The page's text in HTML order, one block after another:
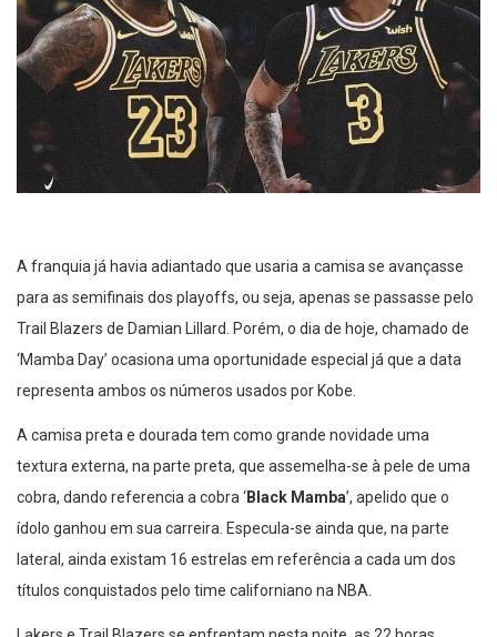
A franquia já havia adiantado que usaria a camisa se avançasse
para as semifinais dos playoffs, ou seja, apenas se passasse pelo
Trail Blazers de Damian Lillard. Porém, o dia de hoje, chamado de
‘Mamba Day’ ocasiona uma oportunidade especial já que a data
representa ambos os números usados por Kobe.
A camisa preta e dourada tem como grande novidade uma
textura externa, na parte preta, que assemelha-se à pele de uma
cobra, dando referencia a cobra ‘ Black Mamba’, apelido que o
ídolo ganhou em sua carreira. Especula-se ainda que, na parte
lateral, ainda existam 16 estrelas em referência a cada um dos
títulos conquistados pelo time californiano na NBA.